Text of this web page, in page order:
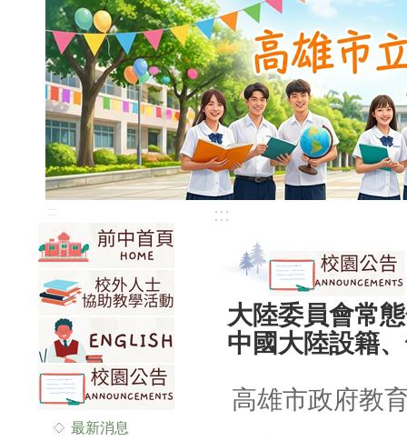
:::
最新消息
:::
大陸委員會常
中國大陸設籍
高雄市政府教